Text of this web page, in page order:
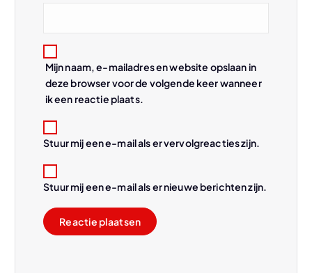
Mijn naam, e-mailadres en website opslaan in
deze browser voor de volgende keer wanneer
ik een reactie plaats.
Stuur mij een e-mail als er vervolgreacties zijn.
Stuur mij een e-mail als er nieuwe berichten zijn.